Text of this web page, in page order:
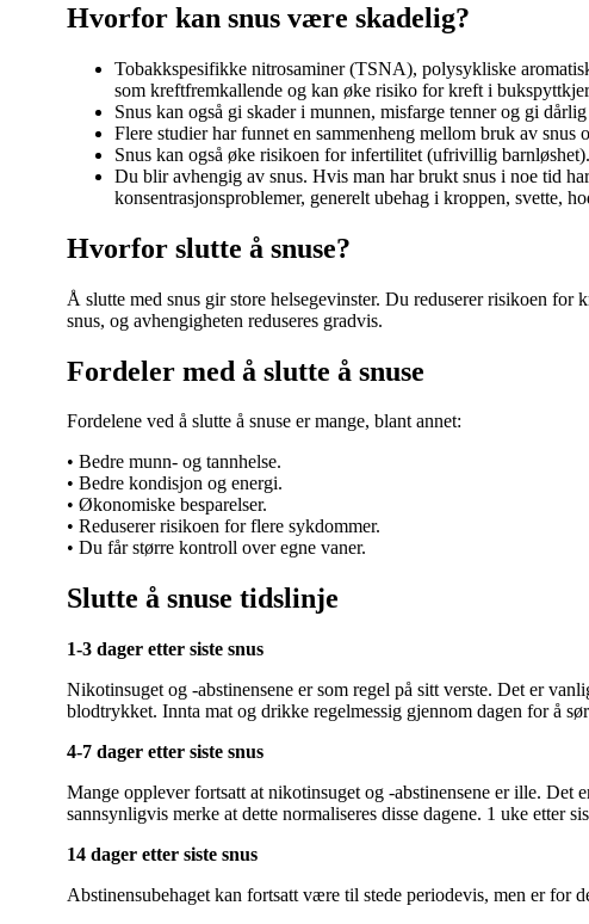
Hvorfor kan snus være skadelig?
Tobakkspesifikke nitrosaminer (TSNA), polysykliske
som kreftfremkallende og kan øke risiko for kreft i
Snus kan også gi skader i munnen, misfarge tenner og gi
Flere studier har funnet en sammenheng mellom bruk av
Snus kan også øke risikoen for infertilitet (ufrivillig barnløshet).
Du blir avhengig av snus. Hvis man har brukt snus i noe tid
konsentrasjonsproblemer, generelt ubehag i kroppen, svette,
Hvorfor slutte å snuse?
Å slutte med snus gir store helsegevinster. Du reduserer risikoen
snus, og avhengigheten reduseres gradvis.
Fordeler med å slutte å snuse
Fordelene ved å slutte å snuse er mange, blant annet:
• Bedre munn- og tannhelse.
• Bedre kondisjon og energi.
• Økonomiske besparelser.
• Reduserer risikoen for flere sykdommer.
• Du får større kontroll over egne vaner.
Slutte å snuse tidslinje
1-3 dager etter siste snus
Nikotinsuget og -abstinensene er som regel på sitt verste. Det er
blodtrykket. Innta mat og drikke regelmessig gjennom dagen for å
4-7 dager etter siste snus
Mange opplever fortsatt at nikotinsuget og -abstinensene er ille.
sannsynligvis merke at dette normaliseres disse dagene. 1 uke etter
14 dager etter siste snus
Abstinensubehaget kan fortsatt være til stede periodevis, men er for